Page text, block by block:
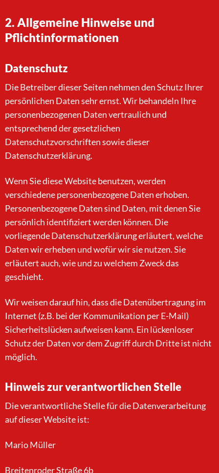
2. Allgemeine Hinweise und
Pflichtinformationen
Datenschutz
Die Betreiber dieser Seiten nehmen den Schutz Ihrer
persönlichen Daten sehr ernst. Wir behandeln Ihre
personenbezogenen Daten vertraulich und
entsprechend der gesetzlichen
Datenschutzvorschriften sowie dieser
Datenschutzerklärung.
Wenn Sie diese Website benutzen, werden
verschiedene personenbezogene Daten erhoben.
Personenbezogene Daten sind Daten, mit denen Sie
persönlich identifiziert werden können. Die
vorliegende Datenschutzerklärung erläutert, welche
Daten wir erheben und wofür wir sie nutzen. Sie
erläutert auch, wie und zu welchem Zweck das
geschieht.
Wir weisen darauf hin, dass die Datenübertragung im
Internet (z.B. bei der Kommunikation per E-Mail)
Sicherheitslücken aufweisen kann. Ein lückenloser
Schutz der Daten vor dem Zugriff durch Dritte ist nicht
möglich.
Hinweis zur verantwortlichen Stelle
Die verantwortliche Stelle für die Datenverarbeitung
auf dieser Website ist:
Mario Müller
Breitenroder Straße 6b